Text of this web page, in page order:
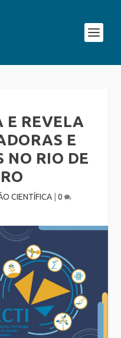
E REVELA
E
NO RIO DE
CIENTÍFICA| 0